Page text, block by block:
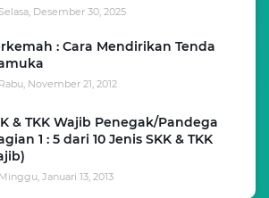
Selasa, Desember 30, 2025
: Cara Mendirikan Tenda
Rabu, November 21, 2012
& TKK Wajib Penegak/Pandega
1 : 5 dari 10 Jenis SKK & TKK
Minggu, Januari 13, 2013